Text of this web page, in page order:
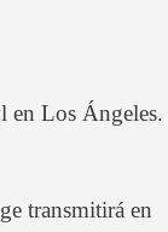
en Los Ángeles.
transmitirá en